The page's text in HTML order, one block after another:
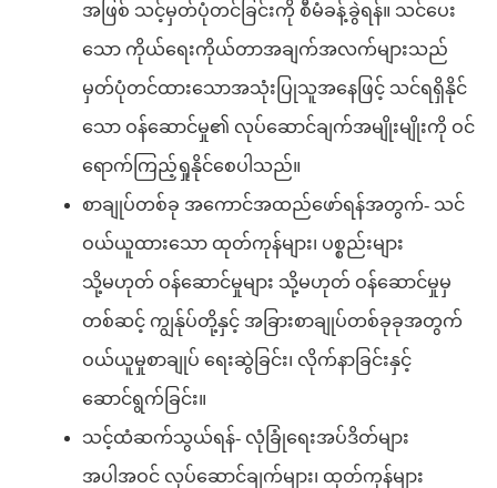
အဖြစ် သင့်မှတ်ပုံတင်ခြင်းကို စီမံခန့်ခွဲရန်။ သင်ပေး
သော ကိုယ်ရေးကိုယ်တာအချက်အလက်များသည်
မှတ်ပုံတင်ထားသောအသုံးပြုသူအနေဖြင့် သင်ရရှိနိုင်
သော ဝန်ဆောင်မှု၏ လုပ်ဆောင်ချက်အမျိုးမျိုးကို ဝင်
ရောက်ကြည့်ရှုနိုင်စေပါသည်။
စာချုပ်တစ်ခု အကောင်အထည်ဖော်ရန်အတွက်- သင်
ဝယ်ယူထားသော ထုတ်ကုန်များ၊ ပစ္စည်းများ
သို့မဟုတ် ဝန်ဆောင်မှုများ သို့မဟုတ် ဝန်ဆောင်မှုမှ
တစ်ဆင့် ကျွန်ုပ်တို့နှင့် အခြားစာချုပ်တစ်ခုခုအတွက်
ဝယ်ယူမှုစာချုပ် ရေးဆွဲခြင်း၊ လိုက်နာခြင်းနှင့်
ဆောင်ရွက်ခြင်း။
သင့်ထံဆက်သွယ်ရန်- လုံခြုံရေးအပ်ဒိတ်များ
အပါအဝင် လုပ်ဆောင်ချက်များ၊ ထုတ်ကုန်များ